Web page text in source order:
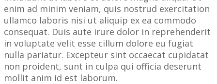
enim ad minim veniam, quis nostrud exercitation
ullamco laboris nisi ut aliquip ex ea commodo
consequat. Duis aute irure dolor in reprehenderit
in voluptate velit esse cillum dolore eu fugiat
nulla pariatur. Excepteur sint occaecat cupidatat
non proident, sunt in culpa qui officia deserunt
mollit anim id est laborum.